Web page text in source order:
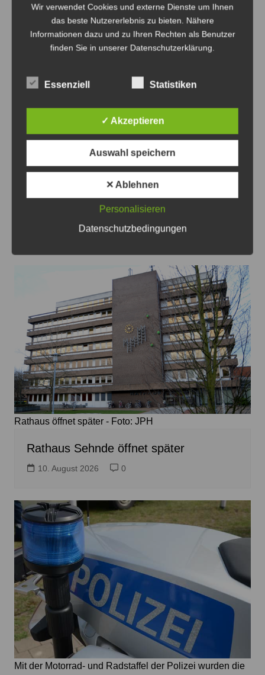
Politik Region Hannover
Beitragsnavigation
Rathaus öffnet später - Foto: JPH
Rathaus Sehnde öffnet später
10. August 2026 0
Mit der Motorrad- und Radstaffel der Polizei wurden die
Wir verwendet Cookies und externe Dienste um Ihnen
das beste Nutzererlebnis zu bieten. Nähere
Informationen dazu und zu Ihren Rechten als Benutzer
finden Sie in unserer Datenschutzerklärung.
Essenziell Statistiken
✓ Akzeptieren
Auswahl speichern
✕ Ablehnen
Personalisieren
Datenschutzbedingungen